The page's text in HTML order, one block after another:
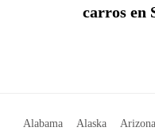
carros
Alabama Alaska Arizona